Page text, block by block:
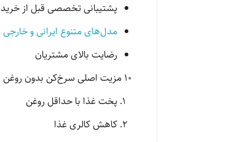
پشتیبانی تخصصی قبل از خرید
مدل‌های متنوع ایرانی و خارجی
رضایت بالای مشتریان
10 مزیت اصلی سرخ‌کن بدون روغن
پخت غذا با حداقل روغن
کاهش کالری غذا